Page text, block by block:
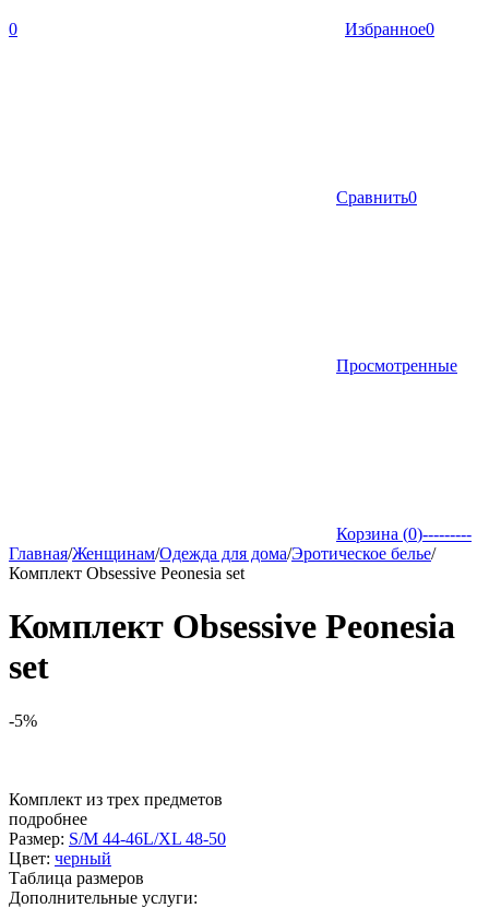
0 Избранное0
Сравнить0
Просмотренные
Корзина (0)---------
Главная/Женщинам/Одежда для дома/Эротическое белье/
Комплект Obsessive Peonesia set
Комплект Obsessive Peonesia
set
-5%
Комплект из трех предметов
подробнее
Размер: S/M 44-46L/XL 48-50
Цвет: черный
Таблица размеров
Дополнительные услуги: